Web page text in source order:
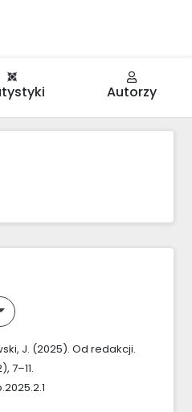
Autorzy
J. (2025). Od redakcji.
7–11.